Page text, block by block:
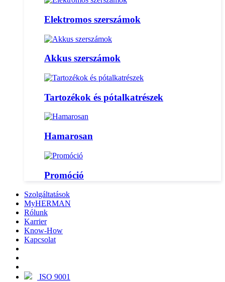
Elektromos szerszámok
Akkus szerszámok
Tartozékok és pótalkatrészek
Hamarosan
Promóció
Szolgáltatások
MyHERMAN
Rólunk
Karrier
Know-How
Kapcsolat
ISO 9001